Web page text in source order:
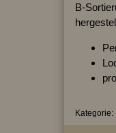
B-
Kategorie: